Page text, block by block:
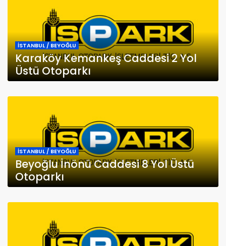
İSTANBUL / BEYOĞLU
Karaköy Kemankeş Caddesi 2 Yol
Üstü Otoparkı
İSTANBUL / BEYOĞLU
Beyoğlu İnönü Caddesi 8 Yol Üstü
Otoparkı